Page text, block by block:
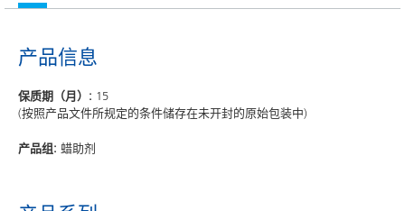
产品信息
保质期（月）: 15
(按照产品文件所规定的条件储存在未开封的原始包装中)
产品组: 蜡助剂